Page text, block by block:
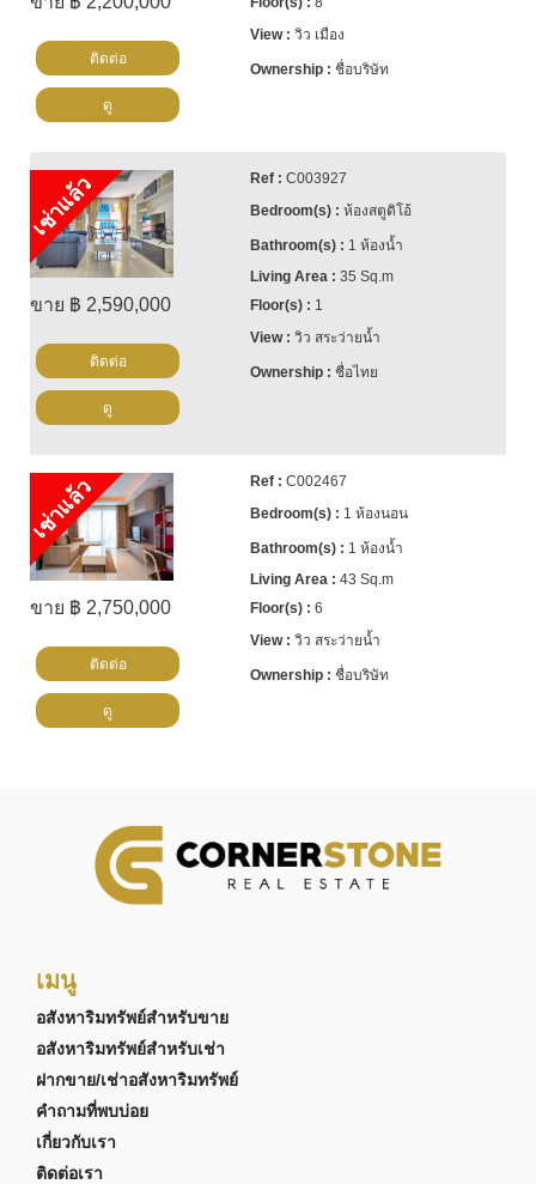
วิว เมือง
ชื่อบริษัท
ติดต่อ
ดู
เช่าแล้ว
ขาย ฿ 2,590,000
C003927
ห้องสตูดิโอ้
1 ห้องน้ำ
35 Sq.m
1
วิว สระว่ายน้ำ
ชื่อไทย
ติดต่อ
ดู
เช่าแล้ว
ขาย ฿ 2,750,000
C002467
1 ห้องนอน
1 ห้องน้ำ
43 Sq.m
6
วิว สระว่ายน้ำ
ชื่อบริษัท
ติดต่อ
ดู
เมนู
อสังหาริมทรัพย์สำหรับขาย
อสังหาริมทรัพย์สำหรับเช่า
ฝากขาย/เช่าอสังหาริมทรัพย์
คำถามที่พบบ่อย
เกี่ยวกับเรา
ติดต่อเรา